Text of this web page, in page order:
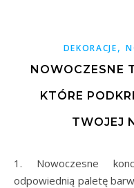
DEKORACJE,
NOWOCZESNE
KTÓRE
TWOJEJ
1. Nowoczesne koncepcje kolorystyczne Wybierz
odpowiednią paletę